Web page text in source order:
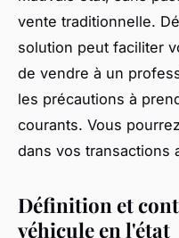
vente traditionnelle.
solution peut faciliter
de vendre à un
les précautions à
courants. Vous
dans vos transactions
Définition et
véhicule en l'état